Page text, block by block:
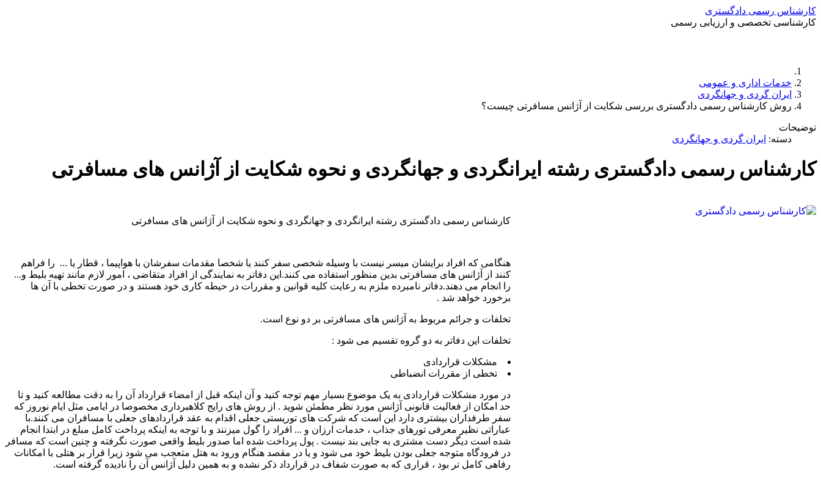
کارشناس رسمی دادگستری
کارشناسی تخصصی و ارزیابی رسمی
خدمات اداری و عمومی
ایران گردی و جهانگردی
روش کارشناس رسمی دادگستری بررسی شکایت از آژانس مسافرتی چیست؟
توضیحات
دسته: ایران گردی و جهانگردی
کارشناس رسمی دادگستری رشته ایرانگردی و جهانگردی و نحوه شکایت از آژانس های مسافرتی
کارشناس رسمی دادگستری رشته ایرانگردی و جهانگردی و نحوه شکایت از آژانس های مسافرتی
هنگامی که افراد برایشان میسر نیست با وسیله شخصی سفر کنند یا شخصا مقدمات سفرشان با هواپیما ، قطار یا ... را فراهم
کنند از آژانس های مسافرتی بدین منظور استفاده می کنند.این دفاتر به نمایندگی از افراد متقاضی ، امور لازم مانند تهیه بلیط و...
را انجام می دهند.دفاتر نامبرده ملزم به رعایت کلیه قوانین و مقررات در حیطه کاری خود هستند و در صورت تخطی با آن ها
برخورد خواهد شد .
تخلفات و جرائم مربوط به آژانس های مسافرتی بر دو نوع است.
تخلفات این دفاتر به دو گروه تقسیم می شود :
مشکلات قراردادی
تخطی از مقررات انضباطی
در مورد مشکلات قراردادی به یک موضوع بسیار مهم توجه کنید و آن اینکه قبل از امضاء قرارداد آن را به دقت مطالعه کنید و تا
حد امکان از فعالیت قانونی آژانس مورد نظر مطمئن شوید . از روش های رایج کلاهبرداری مخصوصا در ایامی مثل ایام نوروز که
سفر طرفداران بیشتری دارد این است که شرکت های توریستی جعلی اقدام به عقد قراردادهای جعلی با مسافران می کنند.با
عباراتی نظیر معرفی تورهای جذاب ، خدمات ارزان و ... افراد را گول میزنند و با توجه به اینکه پرداخت کامل مبلغ در ابتدا انجام
شده است دیگر دست مشتری به جایی بند نیست . پول پرداخت شده اما صدور بلیط واقعی صورت نگرفته و چنین است که مسافر
در فرودگاه متوجه جعلی بودن بلیط خود می شود و یا در مقصد هنگام ورود به هتل متعجب می شود زیرا قرار بر هتلی با امکانات
رفاهی کامل تر بود ، قراری که به صورت شفاف در قرارداد ذکر نشده و به همین دلیل آژانس آن را نادیده گرفته است.